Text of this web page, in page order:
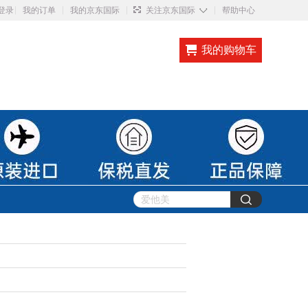
录 我的订单 我的京东国际 关注京东国际 ◇ 帮助中心
我的购物车